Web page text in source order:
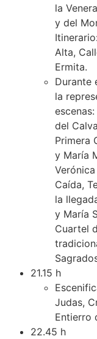
la
y del
Alta,
Ermita.
Durante
la
del
Primera
y María
Caída,
la
y María
Cuartel
21.15 h
Judas,
Entierro
22.45 h